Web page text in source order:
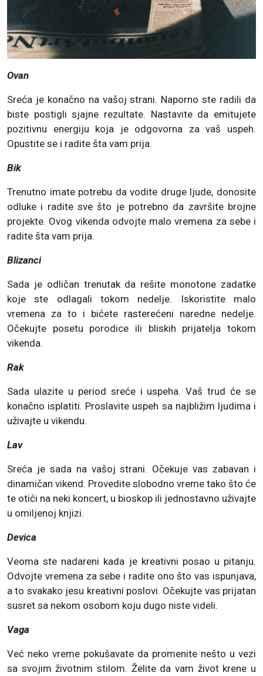
Ovan
Sreća je konačno na vašoj strani. Naporno ste radili da
biste postigli sjajne rezultate. Nastavite da emitujete
pozitivnu energiju koja je odgovorna za vaš uspeh.
Opustite se i radite šta vam prija.
Bik
Trenutno imate potrebu da vodite druge ljude, donosite
odluke i radite sve što je potrebno da završite brojne
projekte. Ovog vikenda odvojte malo vremena za sebe i
radite šta vam prija.
Blizanci
Sada je odličan trenutak da rešite monotone zadatke
koje ste odlagali tokom nedelje. Iskoristite malo
vremena za to i bićete rasterećeni naredne nedelje.
Očekujte posetu porodice ili bliskih prijatelja tokom
vikenda.
Rak
Sada ulazite u period sreće i uspeha. Vaš trud će se
konačno isplatiti. Proslavite uspeh sa najbližim ljudima i
uživajte u vikendu.
Lav
Sreća je sada na vašoj strani. Očekuje vas zabavan i
dinamičan vikend. Provedite slobodno vreme tako što će
te otići na neki koncert, u bioskop ili jednostavno uživajte
u omiljenoj knjizi.
Devica
Veoma ste nadareni kada je kreativni posao u pitanju.
Odvojte vremena za sebe i radite ono što vas ispunjava,
a to svakako jesu kreativni poslovi. Očekujte vas prijatan
susret sa nekom osobom koju dugo niste videli.
Vaga
Već neko vreme pokušavate da promenite nešto u vezi
sa svojim životnim stilom. Želite da vam život krene u